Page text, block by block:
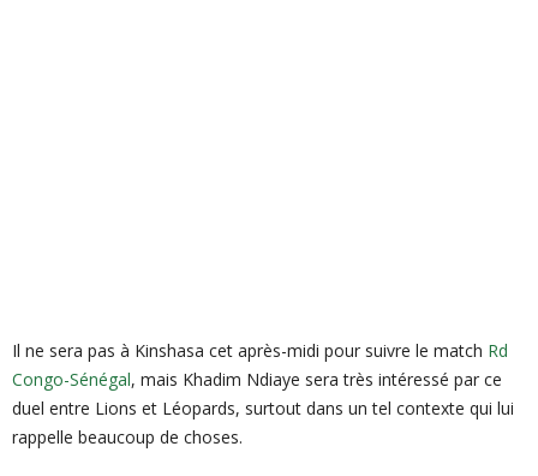
Il ne sera pas à Kinshasa cet après-midi pour suivre le match Rd
Congo-Sénégal, mais Khadim Ndiaye sera très intéressé par ce
duel entre Lions et Léopards, surtout dans un tel contexte qui lui
rappelle beaucoup de choses.